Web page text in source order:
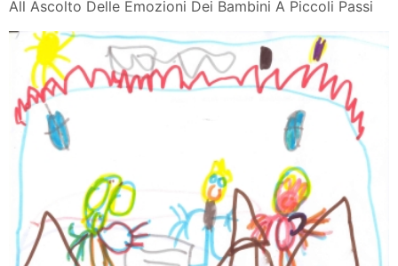
All Ascolto Delle Emozioni Dei Bambini A Piccoli Passi